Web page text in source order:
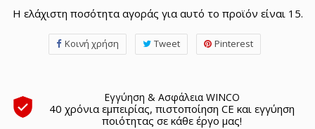
Η ελάχιστη ποσότητα αγοράς για αυτό το προϊόν είναι 15.
Κοινή χρήση Tweet Pinterest
Εγγύηση & Ασφάλεια WINCO
40 χρόνια εμπειρίας, πιστοποίηση CE και εγγύηση
ποιότητας σε κάθε έργο μας!